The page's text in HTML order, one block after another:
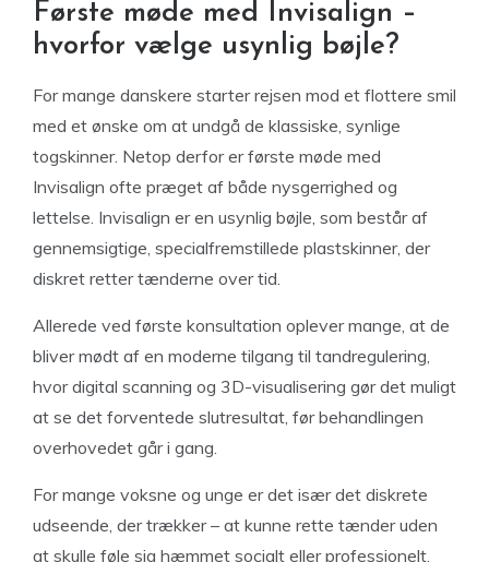
Første møde med Invisalign –
hvorfor vælge usynlig bøjle?
For mange danskere starter rejsen mod et flottere smil
med et ønske om at undgå de klassiske, synlige
togskinner. Netop derfor er første møde med
Invisalign ofte præget af både nysgerrighed og
lettelse. Invisalign er en usynlig bøjle, som består af
gennemsigtige, specialfremstillede plastskinner, der
diskret retter tænderne over tid.
Allerede ved første konsultation oplever mange, at de
bliver mødt af en moderne tilgang til tandregulering,
hvor digital scanning og 3D-visualisering gør det muligt
at se det forventede slutresultat, før behandlingen
overhovedet går i gang.
For mange voksne og unge er det især det diskrete
udseende, der trækker – at kunne rette tænder uden
at skulle føle sig hæmmet socialt eller professionelt.